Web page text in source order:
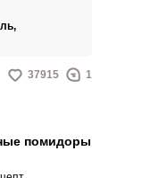
37915 1
помидоры